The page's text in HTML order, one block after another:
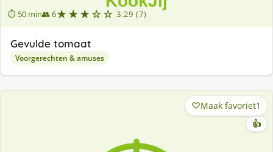
⏱ 50 min👥 6★★★☆☆ 3.29 (7)
Gevulde tomaat
Voorgerechten & amuses
Maak favoriet1
👍